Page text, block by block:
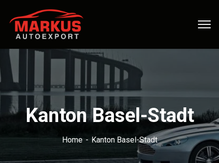
Kanton Basel-Stadt
Home Kanton Basel-Stadt